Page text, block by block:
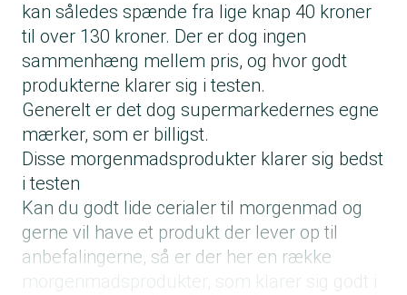
kan således spænde fra lige knap 40 kroner
til over 130 kroner. Der er dog ingen
sammenhæng mellem pris, og hvor godt
produkterne klarer sig i testen.
Generelt er det dog supermarkedernes egne
mærker, som er billigst.
Disse morgenmadsprodukter klarer sig bedst
i testen
Kan du godt lide cerialer til morgenmad og
gerne vil have et produkt der lever op til
anbefalingerne, så er der her en række